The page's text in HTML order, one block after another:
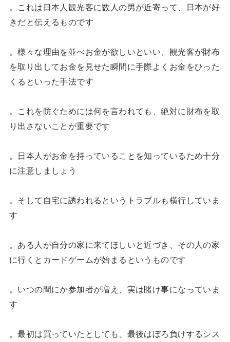
。これは日本人観光客に数人の男が近寄って、日本が好
きだと伝えるものです
。様々な理由を並べお金が欲しいといい、観光客が財布
を取り出してお金を見せた瞬間に手際よくお金をひった
くるといった手法です
。これを防ぐためには何を言われても、絶対に財布を取
り出さないことが重要です
。日本人がお金を持っていることを知っているため十分
に注意しましょう
。そして自宅に誘われるというトラブルも横行していま
す
。ある人が自分の家に来てほしいと近づき、その人の家
に行くとカードゲームが始まるというものです
。いつの間にか参加者が増え、実は賭け事になっていま
す
。最初は買っていたとしても、最後はぼろ負けするシス